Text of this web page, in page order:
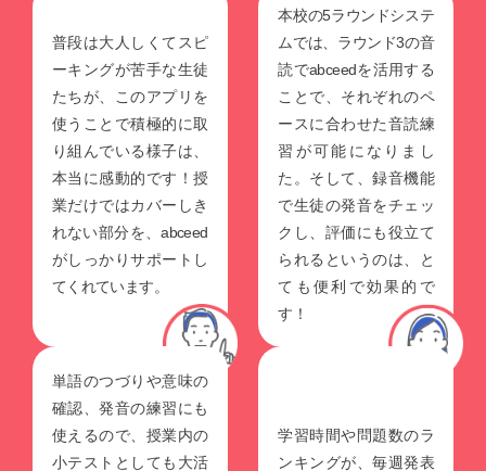
普段は大人しくてスピ
ーキングが苦手な生徒
たちが、このアプリを
使うことで積極的に取
り組んでいる様子は、
本当に感動的です！授
業だけではカバーしき
れない部分を、abceed
がしっかりサポートし
てくれています。
本校の5ラウンドシステ
ムでは、ラウンド3の音
読でabceedを活用する
ことで、それぞれのペ
ースに合わせた音読練
習が可能になりまし
た。そして、録音機能
で生徒の発音をチェッ
クし、評価にも役立て
られるというのは、と
ても便利で効果的で
す！
単語のつづりや意味の
確認、発音の練習にも
使えるので、授業内の
小テストとしても大活
学習時間や問題数のラ
ンキングが、毎週発表